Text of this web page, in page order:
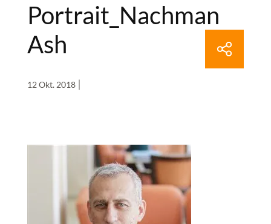
Portrait_Nachman
Ash
12 Okt. 2018